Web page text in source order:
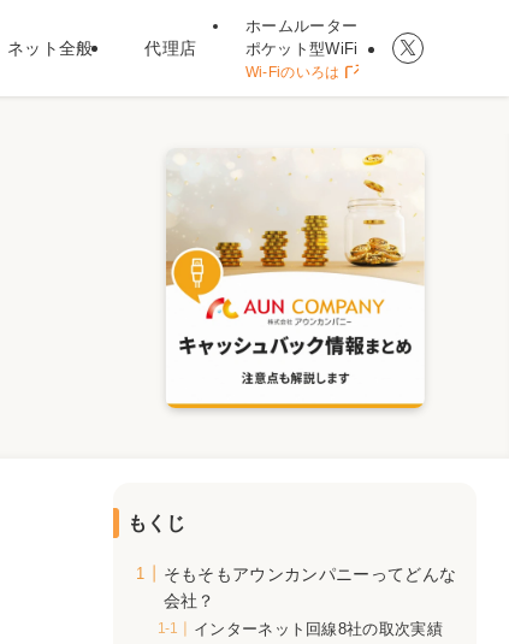
ネット全般 代理店
ホームルーター
ポケット型WiFi
Wi-Fiのいろは
もくじ
そもそもアウンカンパニーってどんな
会社？
インターネット回線8社の取次実績